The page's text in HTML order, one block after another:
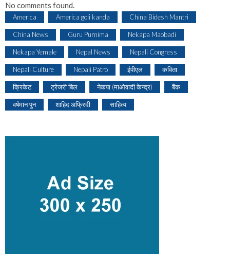
No comments found.
America America goli kanda China Bidesh Mantri
China News Guru Purnima Nekapa Maobadi
Nekapa Yemale Nepal News Nepali Congress
Nepali Culture Nepali Patro ईपीएल कविता
क्रिकेट ट्रेजरी बिल नेकपा (माओवादी केन्द्र) बैंक
वर्षमान पुन शाहिद अफ्रिदी साहित्य